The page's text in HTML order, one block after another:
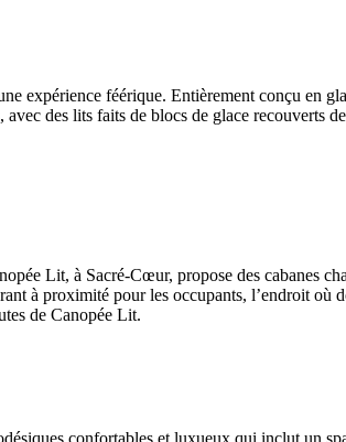
expérience féérique. Entièrement conçu en
des lits faits de blocs de glace recouverts
Lit, à Sacré-Cœur, propose des cabanes
à proximité pour les occupants, l’endroit
de Canopée Lit.
confortables et luxueux qui inclut un